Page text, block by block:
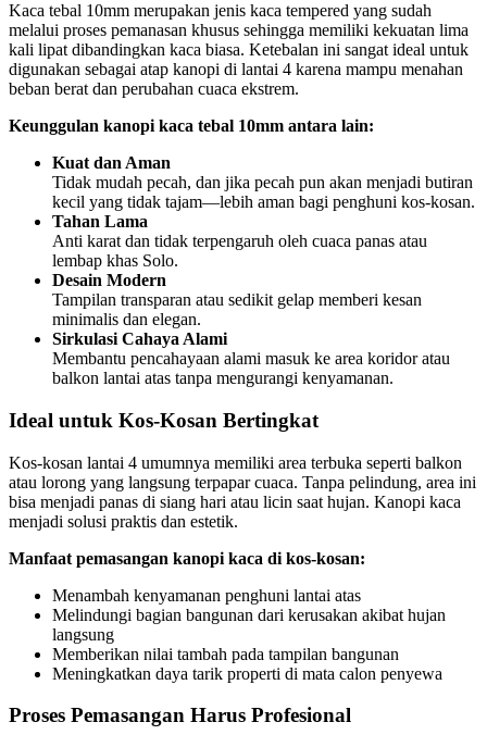
Kaca tebal 10mm merupakan jenis kaca tempered yang sudah
melalui proses pemanasan khusus sehingga memiliki kekuatan lima
kali lipat dibandingkan kaca biasa. Ketebalan ini sangat ideal untuk
digunakan sebagai atap kanopi di lantai 4 karena mampu menahan
beban berat dan perubahan cuaca ekstrem.
Keunggulan kanopi kaca tebal 10mm antara lain:
Kuat dan Aman
Tidak mudah pecah, dan jika pecah pun akan menjadi butiran
kecil yang tidak tajam—lebih aman bagi penghuni kos-kosan.
Tahan Lama
Anti karat dan tidak terpengaruh oleh cuaca panas atau
lembap khas Solo.
Desain Modern
Tampilan transparan atau sedikit gelap memberi kesan
minimalis dan elegan.
Sirkulasi Cahaya Alami
Membantu pencahayaan alami masuk ke area koridor atau
balkon lantai atas tanpa mengurangi kenyamanan.
Ideal untuk Kos-Kosan Bertingkat
Kos-kosan lantai 4 umumnya memiliki area terbuka seperti balkon
atau lorong yang langsung terpapar cuaca. Tanpa pelindung, area ini
bisa menjadi panas di siang hari atau licin saat hujan. Kanopi kaca
menjadi solusi praktis dan estetik.
Manfaat pemasangan kanopi kaca di kos-kosan:
Menambah kenyamanan penghuni lantai atas
Melindungi bagian bangunan dari kerusakan akibat hujan
langsung
Memberikan nilai tambah pada tampilan bangunan
Meningkatkan daya tarik properti di mata calon penyewa
Proses Pemasangan Harus Profesional